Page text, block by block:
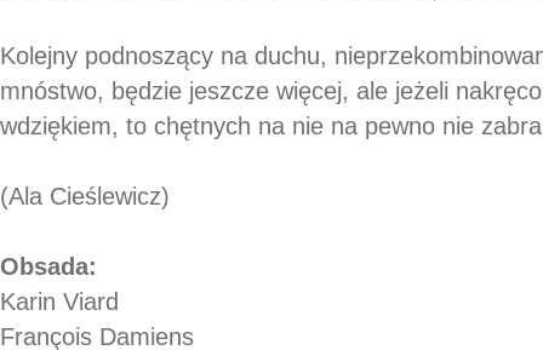
Kolejny podnoszący na duchu,
mnóstwo, będzie jeszcze więcej, ale jeżeli
wdziękiem, to chętnych na nie na pewno nie
(Ala Cieślewicz)
Obsada:
Karin Viard
François Damiens